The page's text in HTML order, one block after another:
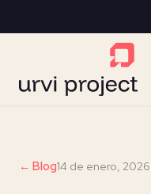
← Blog14 de enero, 2026